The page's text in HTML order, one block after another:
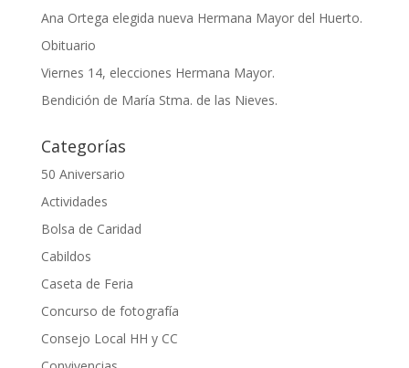
Ana Ortega elegida nueva Hermana Mayor del Huerto.
Obituario
Viernes 14, elecciones Hermana Mayor.
Bendición de María Stma. de las Nieves.
Categorías
50 Aniversario
Actividades
Bolsa de Caridad
Cabildos
Caseta de Feria
Concurso de fotografía
Consejo Local HH y CC